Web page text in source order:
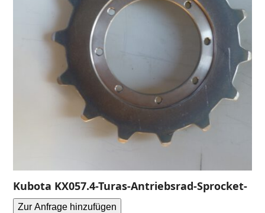
Kubota KX057.4-Turas-Antriebsrad-Sprocket-
Zur Anfrage hinzufügen